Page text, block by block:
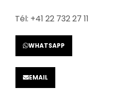
Tél: +41 22 732 27 11
WHATSAPP
EMAIL